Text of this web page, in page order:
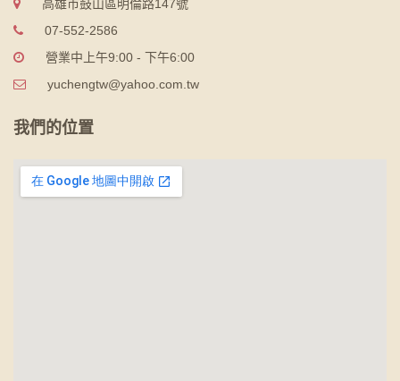
高雄市鼓山區明倫路147號
07-552-2586
營業中上午9:00 - 下午6:00
yuchengtw@yahoo.com.tw
我們的位置